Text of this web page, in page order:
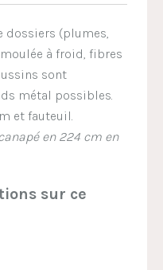
dossiers (plumes,
à froid, fibres
sont
métal possibles.
et fauteuil.
en 224 cm en
sur ce